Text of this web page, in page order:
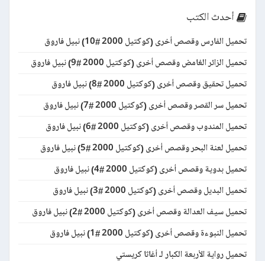
أحدث الكتب
تحميل الفارس وقصص أخرى (كوكتيل 2000 #10) نبيل فاروق
تحميل الزائر الغامض وقصص أخرى (كوكتيل 2000 #9) نبيل فاروق
تحميل تحقيق وقصص أخرى (كوكتيل 2000 #8) نبيل فاروق
تحميل سر القصر وقصص أخرى (كوكتيل 2000 #7) نبيل فاروق
تحميل المندوب وقصص أخرى (كوكتيل 2000 #6) نبيل فاروق
تحميل لعنة البحر وقصص أخرى (كوكتيل 2000 #5) نبيل فاروق
تحميل بدوية وقصص أخرى (كوكتيل 2000 #4) نبيل فاروق
تحميل البديل وقصص أخرى (كوكتيل 2000 #3) نبيل فاروق
تحميل سيف العدالة وقصص أخرى (كوكتيل 2000 #2) نبيل فاروق
تحميل النبوءة وقصص أخرى (كوكتيل 2000 #1) نبيل فاروق
تحميل رواية الأربعة الكبار لـ أغاثا كريستي